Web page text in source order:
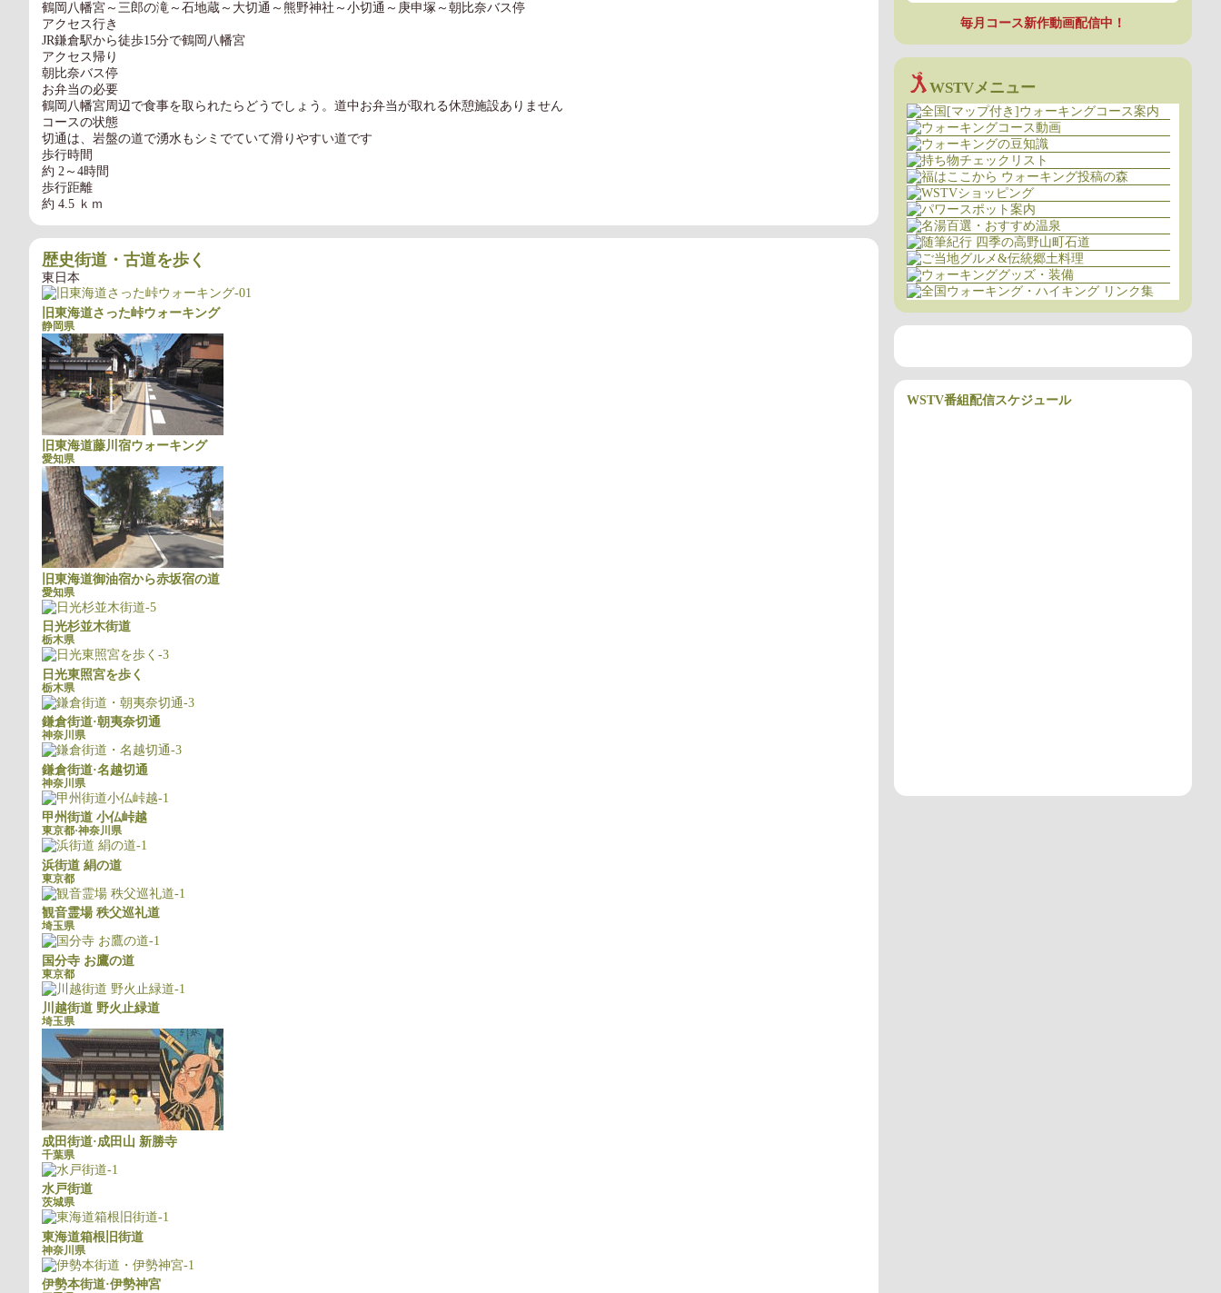
鶴岡八幡宮～三郎の滝～石地蔵～大切通～熊野神社～小切通～庚申塚～朝比奈バス停
アクセス行き
JR鎌倉駅から徒歩15分で鶴岡八幡宮
アクセス帰り
朝比奈バス停
お弁当の必要
鶴岡八幡宮周辺で食事を取られたらどうでしょう。道中お弁当が取れる休憩施設ありません
コースの状態
切通は、岩盤の道で湧水もシミでていて滑りやすい道です
歩行時間
約 2～4時間
歩行距離
約 4.5 ｋｍ
歴史街道・古道を歩く
東日本
旧東海道さった峠ウォーキング
静岡県
旧東海道藤川宿ウォーキング
愛知県
旧東海道御油宿から赤坂宿の道
愛知県
日光杉並木街道
栃木県
日光東照宮を歩く
栃木県
鎌倉街道·朝夷奈切通
神奈川県
鎌倉街道·名越切通
神奈川県
甲州街道 小仏峠越
東京都·神奈川県
浜街道 絹の道
東京都
観音霊場 秩父巡礼道
埼玉県
国分寺 お鷹の道
東京都
川越街道 野火止緑道
埼玉県
成田街道·成田山 新勝寺
千葉県
水戸街道
茨城県
東海道箱根旧街道
神奈川県
伊勢本街道·伊勢神宮
毎月コース新作動画配信中！
WSTVメニュー
WSTV番組配信スケジュール